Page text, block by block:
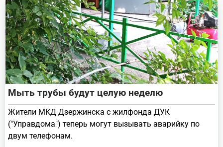
Мыть трубы будут целую неделю
Жители МКД Дзержинска с жилфонда ДУК
("Управдома") теперь могут вызывать аварийку по
двум телефонам.